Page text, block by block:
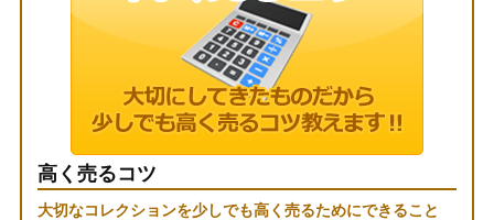
高く売るコツ
大切なコレクションを少しでも高く売るためにできること